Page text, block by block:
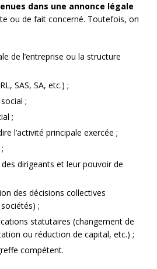
dans une annonce légale
ou de fait concerné. Toutefois, on
de l’entreprise ou la structure
SAS, SA, etc.) ;
;
;
l’activité principale exercée ;
dirigeants et leur pouvoir de
des décisions collectives
;
statutaires (changement de
ou réduction de capital, etc.) ;
compétent.